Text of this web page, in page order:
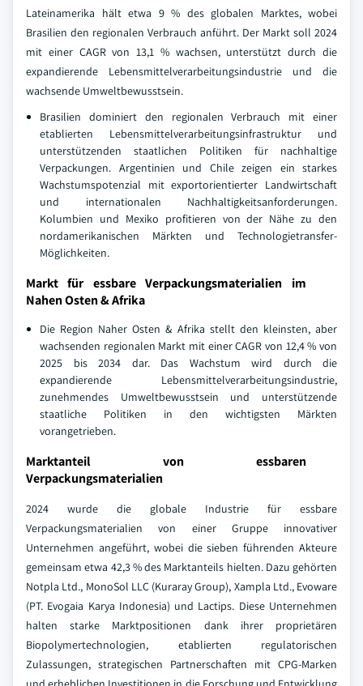
Lateinamerika hält etwa 9 % des globalen Marktes, wobei
Brasilien den regionalen Verbrauch anführt. Der Markt soll 2024
mit einer CAGR von 13,1 % wachsen, unterstützt durch die
expandierende Lebensmittelverarbeitungsindustrie und die
wachsende Umweltbewusstsein.
Brasilien dominiert den regionalen Verbrauch mit einer
etablierten Lebensmittelverarbeitungsinfrastruktur und
unterstützenden staatlichen Politiken für nachhaltige
Verpackungen. Argentinien und Chile zeigen ein starkes
Wachstumspotenzial mit exportorientierter Landwirtschaft
und internationalen Nachhaltigkeitsanforderungen.
Kolumbien und Mexiko profitieren von der Nähe zu den
nordamerikanischen Märkten und Technologietransfer-
Möglichkeiten.
Markt für essbare Verpackungsmaterialien im
Nahen Osten & Afrika
Die Region Naher Osten & Afrika stellt den kleinsten, aber
wachsenden regionalen Markt mit einer CAGR von 12,4 % von
2025 bis 2034 dar. Das Wachstum wird durch die
expandierende Lebensmittelverarbeitungsindustrie,
zunehmendes Umweltbewusstsein und unterstützende
staatliche Politiken in den wichtigsten Märkten
vorangetrieben.
Marktanteil von essbaren
Verpackungsmaterialien
2024 wurde die globale Industrie für essbare
Verpackungsmaterialien von einer Gruppe innovativer
Unternehmen angeführt, wobei die sieben führenden Akteure
gemeinsam etwa 42,3 % des Marktanteils hielten. Dazu gehörten
Notpla Ltd., MonoSol LLC (Kuraray Group), Xampla Ltd., Evoware
(PT. Evogaia Karya Indonesia) und Lactips. Diese Unternehmen
halten starke Marktpositionen dank ihrer proprietären
Biopolymertechnologien, etablierten regulatorischen
Zulassungen, strategischen Partnerschaften mit CPG-Marken